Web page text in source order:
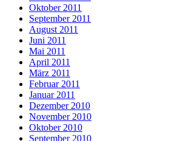
Oktober 2011
September 2011
August 2011
Juni 2011
Mai 2011
April 2011
März 2011
Februar 2011
Januar 2011
Dezember 2010
November 2010
Oktober 2010
September 2010